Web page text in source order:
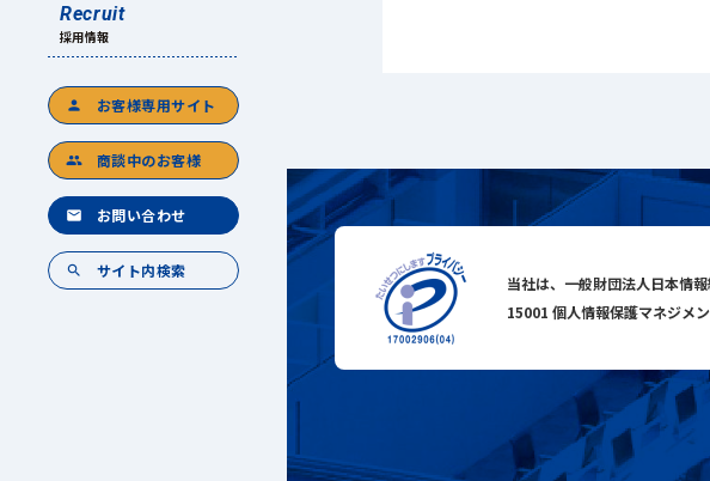
Recruit
採用情報
person お客様専用サイト
group 商談中のお客様
mail お問い合わせ
search サイト内検索
当社は、一般財団法人日本情
15001 個人情報保護マネジメ